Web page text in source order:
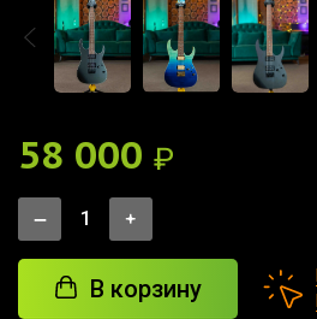
58 000 ₽
В корзину